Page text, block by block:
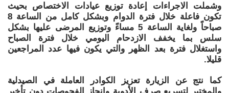
وشملت الاجراءات إعادة توزيع عيادات الاختصاص بحيث
تكون فاعلة خلال فترة الدوام وبشكل كامل من الساعة 8
صباحاً ولغاية الساعة 5 مساءً وتوزيع المرضى عليها بشكل
سلس بما يخفف الازدحام اليومي خلال فترة الصباح
واستغلال فترة بعد الظهر والتي يكون فيها عدد المراجعين
قليلا.
كما نتج عن الزيارة تعزيز الكوادر العاملة في الصيدلية